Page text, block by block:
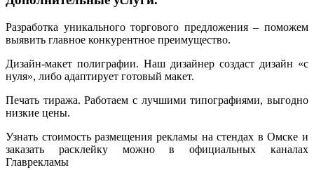
Разработка уникального торгового предложения – поможем
выявить главное конкурентное преимущество.
Дизайн-макет полиграфии. Наш дизайнер создаст дизайн «с
нуля», либо адаптирует готовый макет.
Печать тиража. Работаем с лучшими типографиями, выгодно
низкие цены.
Узнать стоимость размещения рекламы на стендах в Омске и
заказать расклейку можно в официальных каналах
Главрекламы